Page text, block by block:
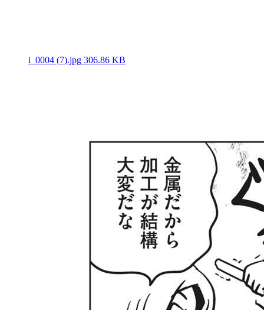
i_0004 (7).jpg 306.86 KB